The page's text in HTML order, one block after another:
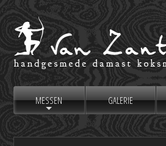
MESSEN GALERIE